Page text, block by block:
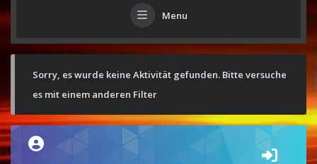
Menu
Sorry, es wurde keine Aktivität gefunden. Bitte versuche
es mit einem anderen Filter